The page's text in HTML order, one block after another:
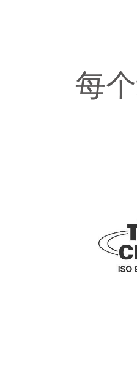
每